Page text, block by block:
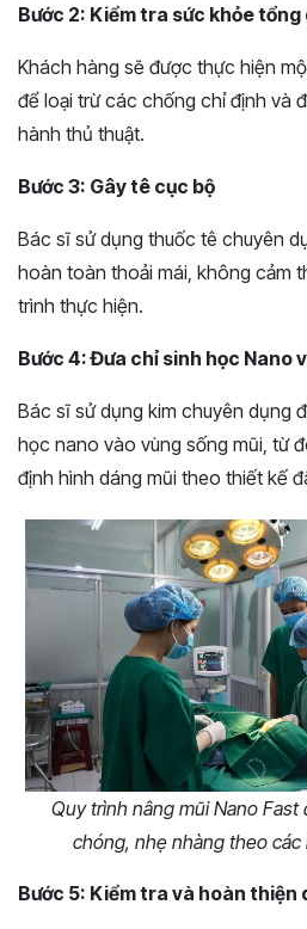
Bước 2: Kiểm tra sức khỏe
Khách hàng sẽ được thực hiện
để loại trừ các chống chỉ định và
hành thủ thuật.
Bước 3: Gây tê cục bộ
Bác sĩ sử dụng thuốc tê chuyên
hoàn toàn thoải mái, không cảm
trình thực hiện.
Bước 4: Đưa chỉ sinh học Nano
Bác sĩ sử dụng kim chuyên dụng
học nano vào vùng sống mũi, từ
định hình dáng mũi theo thiết kế
Quy trình nâng mũi Nano
chóng, nhẹ nhàng theo
Bước 5: Kiểm tra và hoàn thiện